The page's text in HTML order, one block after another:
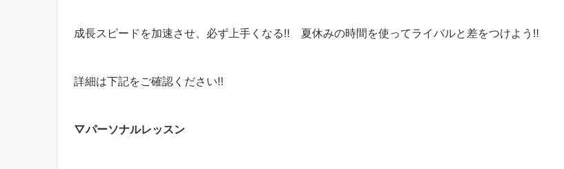
成長スピードを加速させ、必ず上手くなる‼︎ 夏休みの時間を使ってライバルと差をつけよう‼︎
詳細は下記をご確認ください‼︎
▽パーソナルレッスン